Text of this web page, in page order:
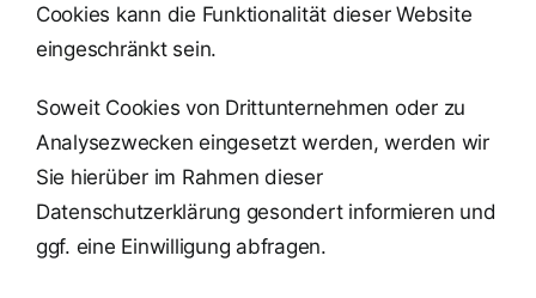
Cookies kann die Funktionalität dieser Website
eingeschränkt sein.
Soweit Cookies von Drittunternehmen oder zu
Analysezwecken eingesetzt werden, werden wir
Sie hierüber im Rahmen dieser
Datenschutzerklärung gesondert informieren und
ggf. eine Einwilligung abfragen.